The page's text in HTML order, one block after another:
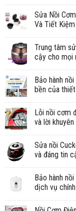
Sửa Nồi
Và Tiết
Trung tâm
cậy cho mọi
Bảo hành
bền của
Lỗi nồi cơm
và lời
Sửa nồi
và đáng tin
Bảo hành
dịch vụ